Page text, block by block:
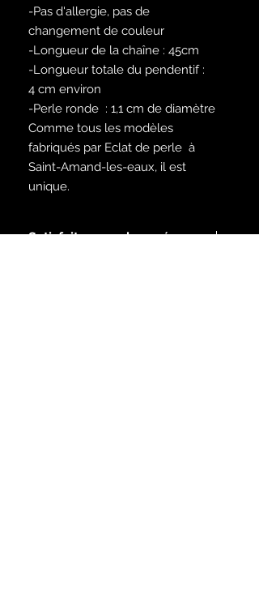
-Pas d'allergie, pas de
changement de couleur
-Longueur de la chaîne : 45cm
-Longueur totale du pendentif :
4 cm environ
-Perle ronde : 1,1 cm de diamètre
Comme tous les modèles
fabriqués par Eclat de perle à
Saint-Amand-les-eaux, il est
unique.
Satisfait ou remboursé